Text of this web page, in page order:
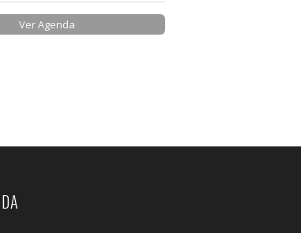
Ver Agenda